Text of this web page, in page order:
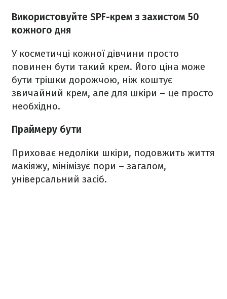
Використовуйте SPF-крем з захистом 50
кожного дня
У косметичці кожної дівчини просто
повинен бути такий крем. Його ціна може
бути трішки дорожчою, ніж коштує
звичайний крем, але для шкіри – це просто
необхідно.
Праймеру бути
Приховає недоліки шкіри, подовжить життя
макіяжу, мінімізує пори – загалом,
універсальний засіб.